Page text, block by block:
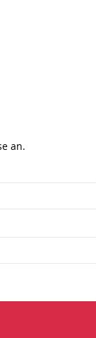
an.